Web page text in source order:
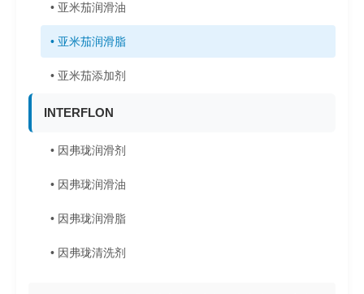
• 亚米茄润滑油
• 亚米茄润滑脂
• 亚米茄添加剂
INTERFLON
• 因弗珑润滑剂
• 因弗珑润滑油
• 因弗珑润滑脂
• 因弗珑清洗剂